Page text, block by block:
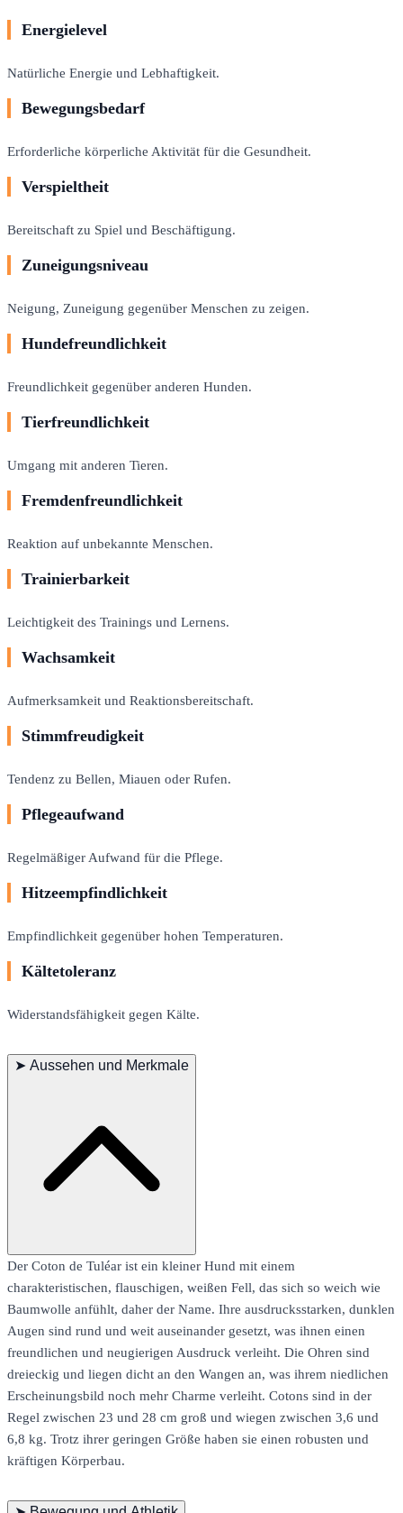
Energielevel
Natürliche Energie und Lebhaftigkeit.
Bewegungsbedarf
Erforderliche körperliche Aktivität für die Gesundheit.
Verspieltheit
Bereitschaft zu Spiel und Beschäftigung.
Zuneigungsniveau
Neigung, Zuneigung gegenüber Menschen zu zeigen.
Hundefreundlichkeit
Freundlichkeit gegenüber anderen Hunden.
Tierfreundlichkeit
Umgang mit anderen Tieren.
Fremdenfreundlichkeit
Reaktion auf unbekannte Menschen.
Trainierbarkeit
Leichtigkeit des Trainings und Lernens.
Wachsamkeit
Aufmerksamkeit und Reaktionsbereitschaft.
Stimmfreudigkeit
Tendenz zu Bellen, Miauen oder Rufen.
Pflegeaufwand
Regelmäßiger Aufwand für die Pflege.
Hitzeempfindlichkeit
Empfindlichkeit gegenüber hohen Temperaturen.
Kältetoleranz
Widerstandsfähigkeit gegen Kälte.
➤ Aussehen und Merkmale
Der Coton de Tuléar ist ein kleiner Hund mit einem
charakteristischen, flauschigen, weißen Fell, das sich so weich wie
Baumwolle anfühlt, daher der Name. Ihre ausdrucksstarken, dunklen
Augen sind rund und weit auseinander gesetzt, was ihnen einen
freundlichen und neugierigen Ausdruck verleiht. Die Ohren sind
dreieckig und liegen dicht an den Wangen an, was ihrem niedlichen
Erscheinungsbild noch mehr Charme verleiht. Cotons sind in der
Regel zwischen 23 und 28 cm groß und wiegen zwischen 3,6 und
6,8 kg. Trotz ihrer geringen Größe haben sie einen robusten und
kräftigen Körperbau.